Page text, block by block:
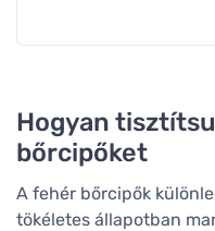
Hogyan
bőrcipőket
A fehér bőrcipők
tökéletes állapotban